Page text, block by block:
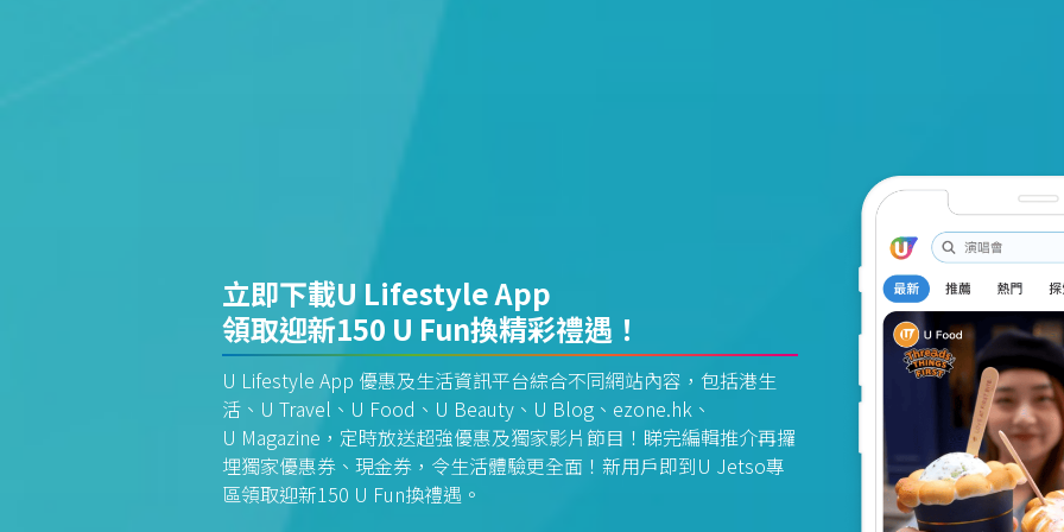
立即下載U Lifestyle App
領取迎新150 U Fun換精彩禮遇！
U Lifestyle App 優惠及生活資訊平台綜合不同網站內容，包括港生
活、U Travel、U Food、U Beauty、U Blog、ezone.hk、
U Magazine，定時放送超強優惠及獨家影片節目！睇完編輯推介再攞
埋獨家優惠券、現金券，令生活體驗更全面！新用戶即到U Jetso專
區領取迎新150 U Fun換禮遇。